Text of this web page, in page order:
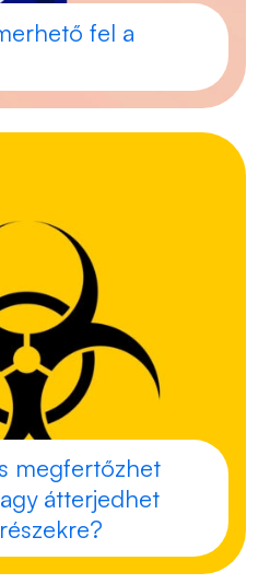
fel a
megfertőzhet
átterjedhet